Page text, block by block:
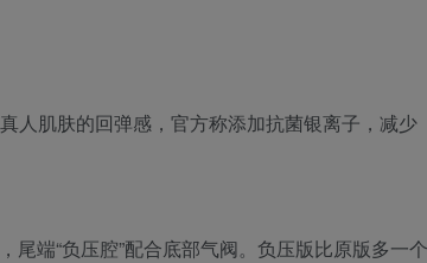
人肌肤的回弹感，官方称添加抗菌银离子，减少
尾端“负压腔”配合底部气阀。负压版比原版多一个